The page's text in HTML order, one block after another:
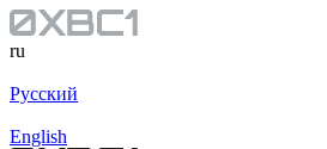
ru
Русский
English